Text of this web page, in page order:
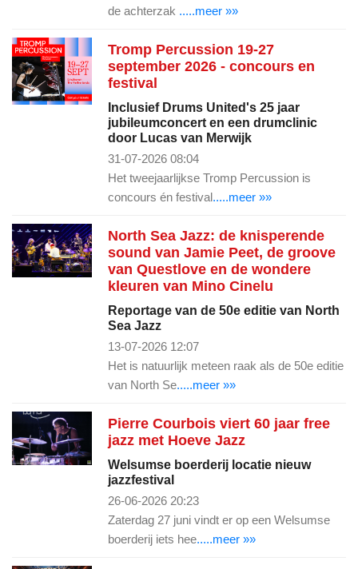
de achterzak .....meer »»
Tromp Percussion 19-27
september 2026 - concours en
festival
Inclusief Drums United's 25 jaar
jubileumconcert en een drumclinic
door Lucas van Merwijk
31-07-2026 08:04
Het tweejaarlijkse Tromp Percussion is
concours én festival.....meer »»
North Sea Jazz: de knisperende
sound van Jamie Peet, de groove
van Questlove en de wondere
kleuren van Mino Cinelu
Reportage van de 50e editie van North
Sea Jazz
13-07-2026 12:07
Het is natuurlijk meteen raak als de 50e editie
van North Se.....meer »»
Pierre Courbois viert 60 jaar free
jazz met Hoeve Jazz
Welsumse boerderij locatie nieuw
jazzfestival
26-06-2026 20:23
Zaterdag 27 juni vindt er op een Welsumse
boerderij iets hee.....meer »»